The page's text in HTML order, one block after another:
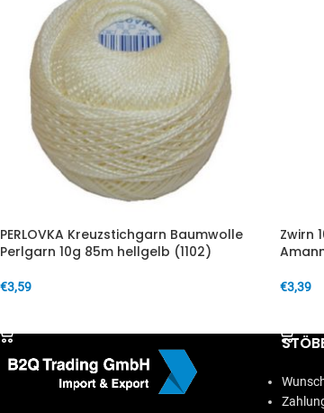
PERLOVKA Kreuzstichgarn Baumwolle
Perlgarn 10g 85m hellgelb (1102)
€3,59
Zwirn
€3,39